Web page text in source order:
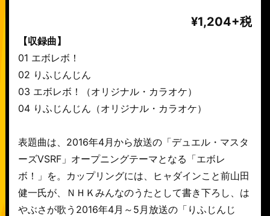
¥1,204+税
【収録曲】
01 エボレボ！
02 りふじんじん
03 エボレボ！（オリジナル・カラオケ）
04 りふじんじん（オリジナル・カラオケ）
表題曲は、2016年4月から放送の「デュエル・マスタ
ーズVSRF」オープニングテーマとなる「エボレ
ボ！」を。カップリングには、ヒャダインこと前山田
健一氏が、ＮＨＫみんなのうたとして書き下ろし、は
やぶさが歌う2016年4月～5月放送の「りふじんじ